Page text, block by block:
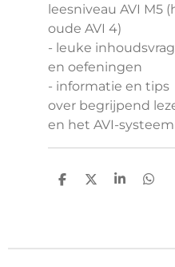
leesniveau AVI M5
oude AVI 4)
- leuke
en oefeningen
- informatie en tips
over begrijpend
en het AVI-systeem
D
D
S
D